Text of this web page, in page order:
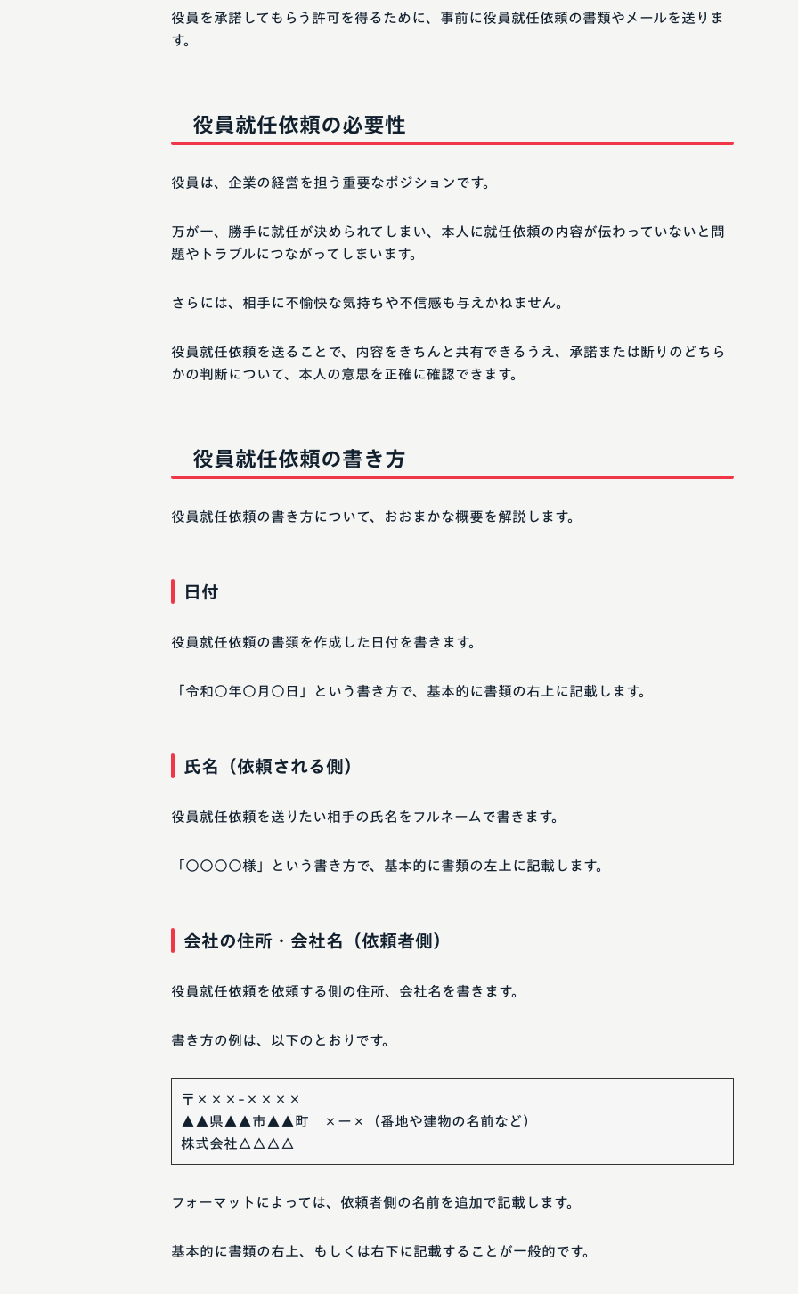
役員を承諾してもらう許可を得るために、事前に役員就任依頼の書類やメールを送りま
す。
役員就任依頼の必要性
役員は、企業の経営を担う重要なポジションです。
万が一、勝手に就任が決められてしまい、本人に就任依頼の内容が伝わっていないと問
題やトラブルにつながってしまいます。
さらには、相手に不愉快な気持ちや不信感も与えかねません。
役員就任依頼を送ることで、内容をきちんと共有できるうえ、承諾または断りのどちら
かの判断について、本人の意思を正確に確認できます。
役員就任依頼の書き方
役員就任依頼の書き方について、おおまかな概要を解説します。
日付
役員就任依頼の書類を作成した日付を書きます。
「令和○年○月○日」という書き方で、基本的に書類の右上に記載します。
氏名（依頼される側）
役員就任依頼を送りたい相手の氏名をフルネームで書きます。
「○○○○様」という書き方で、基本的に書類の左上に記載します。
会社の住所・会社名（依頼者側）
役員就任依頼を依頼する側の住所、会社名を書きます。
書き方の例は、以下のとおりです。
〒×××-××××
▲▲県▲▲市▲▲町 ×ー×（番地や建物の名前など）
株式会社△△△△
フォーマットによっては、依頼者側の名前を追加で記載します。
基本的に書類の右上、もしくは右下に記載することが一般的です。